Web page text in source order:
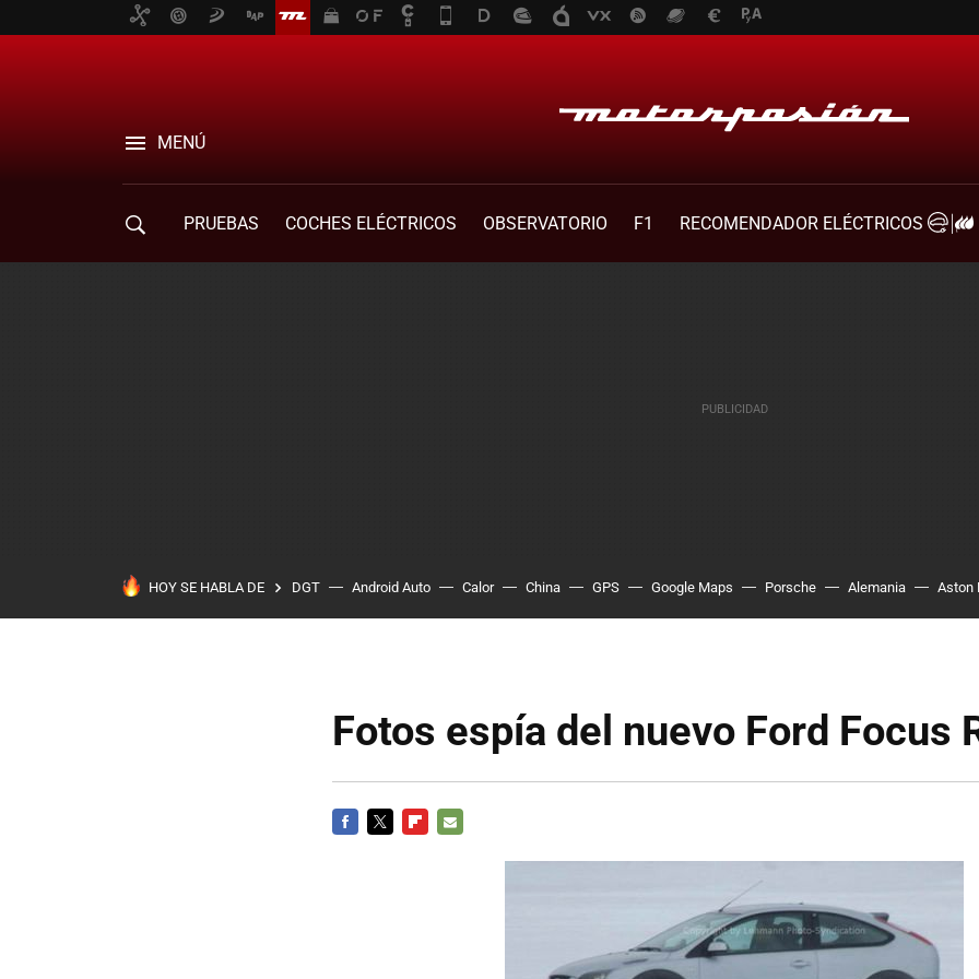
MENÚ
PRUEBAS COCHES ELÉCTRICOS OBSERVATORIO F1
RECOMENDADOR ELÉCTRICOS
HOY SE HABLA DE DGT Android Auto Calor China GPS Google Maps Porsche Alemania Aston
Fotos espía del nuevo Ford Focus